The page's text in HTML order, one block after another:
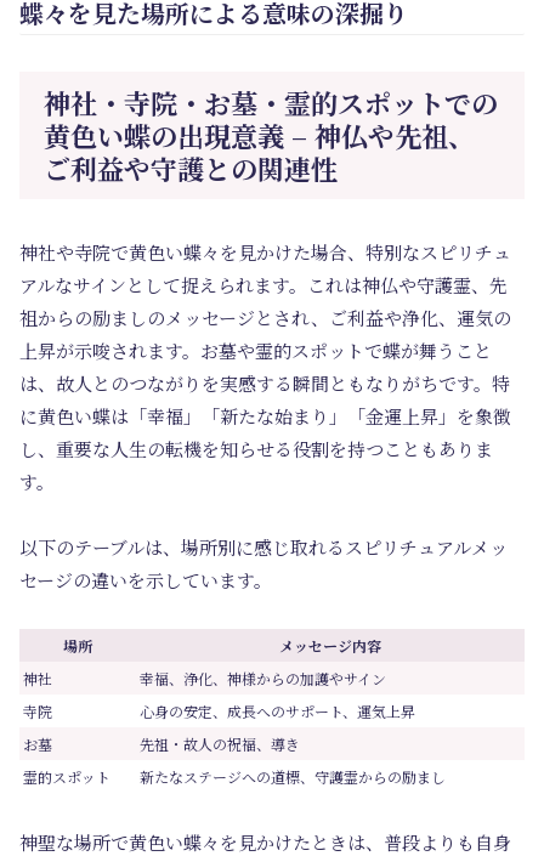
蝶々を見た場所による意味の深掘り
神社・寺院・お墓・霊的スポットでの
黄色い蝶の出現意義 – 神仏や先祖、
ご利益や守護との関連性
神社や寺院で黄色い蝶々を見かけた場合、特別なスピリチュ
アルなサインとして捉えられます。これは神仏や守護霊、先
祖からの励ましのメッセージとされ、ご利益や浄化、運気の
上昇が示唆されます。お墓や霊的スポットで蝶が舞うこと
は、故人とのつながりを実感する瞬間ともなりがちです。特
に黄色い蝶は「幸福」「新たな始まり」「金運上昇」を象徴
し、重要な人生の転機を知らせる役割を持つこともありま
す。
以下のテーブルは、場所別に感じ取れるスピリチュアルメッ
セージの違いを示しています。
場所
メッセージ内容
神社
幸福、浄化、神様からの加護やサイン
寺院
心身の安定、成長へのサポート、運気上昇
お墓
先祖・故人の祝福、導き
霊的スポット
新たなステージへの道標、守護霊からの励まし
神聖な場所で黄色い蝶々を見かけたときは、普段よりも自身